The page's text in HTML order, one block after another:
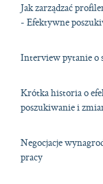
Jak zarządzać
- Efektywne
Interview pytanie o
Krótka historia o
poszukiwanie i
Negocjacje
pracy